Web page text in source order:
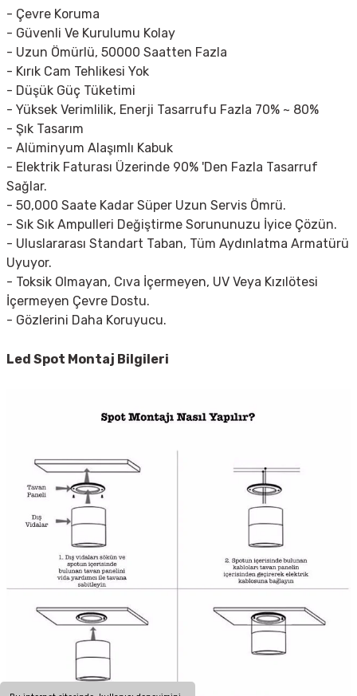
- Çevre Koruma
- Güvenli Ve Kurulumu Kolay
- Uzun Ömürlü, 50000 Saatten Fazla
- Kırık Cam Tehlikesi Yok
- Düşük Güç Tüketimi
- Yüksek Verimlilik, Enerji Tasarrufu Fazla 70% ~ 80%
- Şık Tasarım
- Alüminyum Alaşımlı Kabuk
- Elektrik Faturası Üzerinde 90% 'Den Fazla Tasarruf
Sağlar.
- 50,000 Saate Kadar Süper Uzun Servis Ömrü.
- Sık Sık Ampulleri Değiştirme Sorununuzu İyice Çözün.
- Uluslararası Standart Taban, Tüm Aydınlatma Armatürü
Uyuyor.
- Toksik Olmayan, Cıva İçermeyen, UV Veya Kızılötesi
İçermeyen Çevre Dostu.
- Gözlerini Daha Koruyucu.
Led Spot Montaj Bilgileri